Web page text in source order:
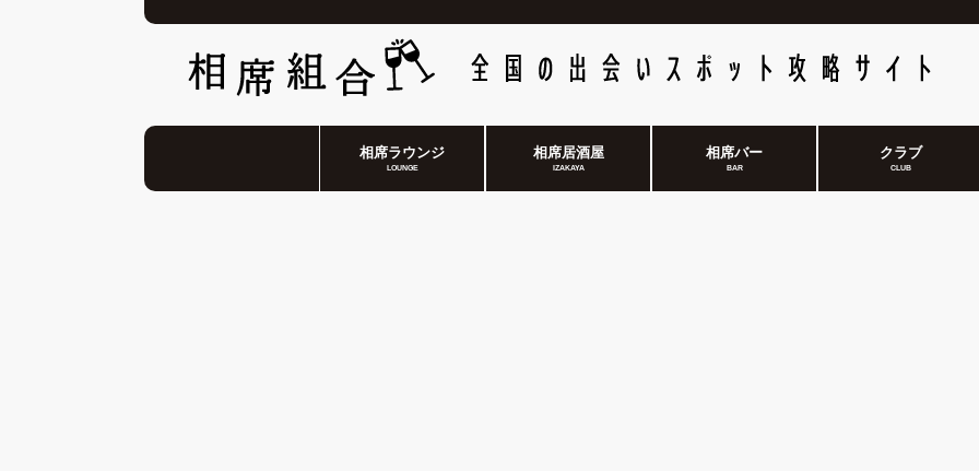
相席ラウンジ
LOUNGE
相席居酒屋
IZAKAYA
相席バー
BAR
クラブ
CLUB